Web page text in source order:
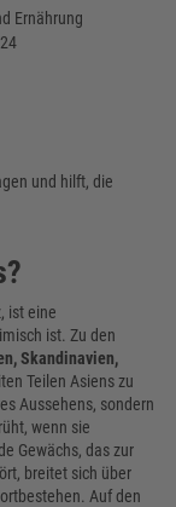
Ernährung
und hilft, die
ist eine
ist. Zu den
Skandinavien,
Teilen Asiens zu
Aussehens, sondern
wenn sie
Gewächs, das zur
breitet sich über
Auf den